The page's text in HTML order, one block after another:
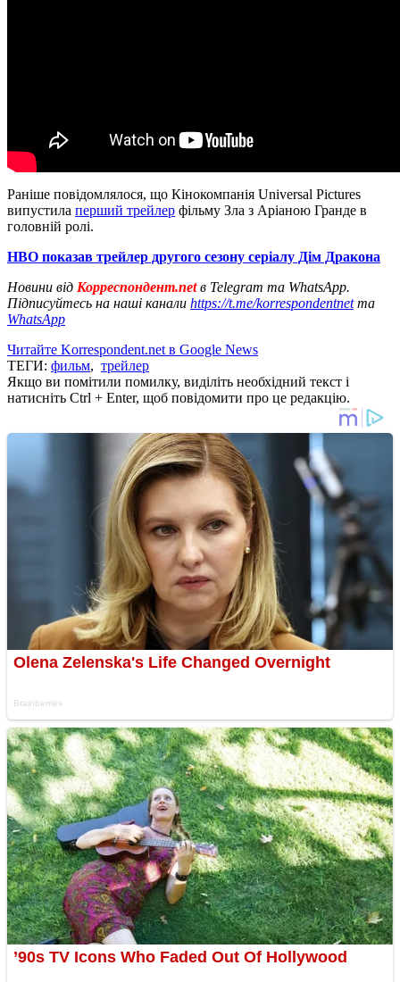
Раніше повідомлялося, що Кінокомпанія Universal Pictures
випустила перший трейлер фільму Зла з Аріаною Гранде в
головній ролі.
HBO показав трейлер другого сезону серіалу Дім Дракона
Новини від Корреспондент.netв Telegram та WhatsApp.
Підписуйтесь на наші канали https://t.me/korrespondentnetта
WhatsApp
Читайте Korrespondent.net в Google News
ТЕГИ: фильм, трейлер
Якщо ви помітили помилку, виділіть необхідний текст і
натисніть Ctrl + Enter, щоб повідомити про це редакцію.